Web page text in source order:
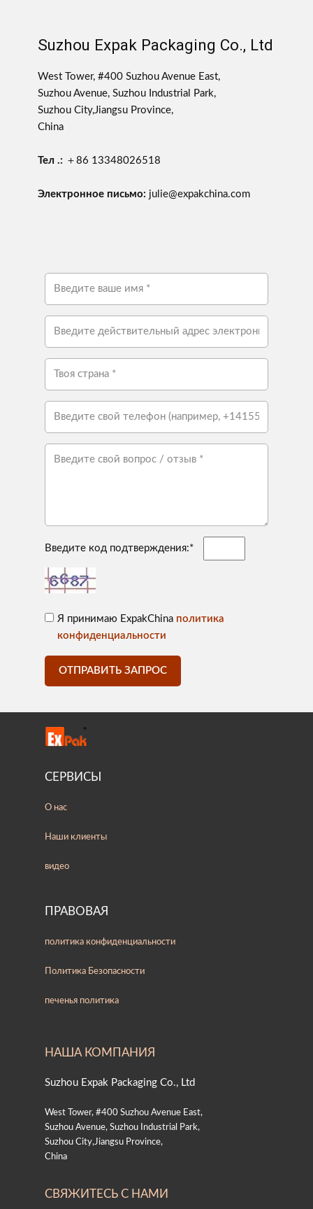
Suzhou Expak Packaging Co., Ltd
West Tower, #400 Suzhou Avenue East,
Suzhou Avenue, Suzhou Industrial Park,
Suzhou City,Jiangsu Province,
China
Тел .: ＋86 13348026518
Электронное письмо: julie@expakchina.com
Введите код подтверждения:*
Я принимаю ExpakChina политика
конфиденциальности
ОТПРАВИТЬ ЗАПРОС
СЕРВИСЫ
О нас
Наши клиенты
видео
ПРАВОВАЯ
политика конфиденциальности
Политика Безопасности
печенья политика
НАША КОМПАНИЯ
Suzhou Expak Packaging Co., Ltd
West Tower, #400 Suzhou Avenue East,
Suzhou Avenue, Suzhou Industrial Park,
Suzhou City,Jiangsu Province,
China
СВЯЖИТЕСЬ С НАМИ